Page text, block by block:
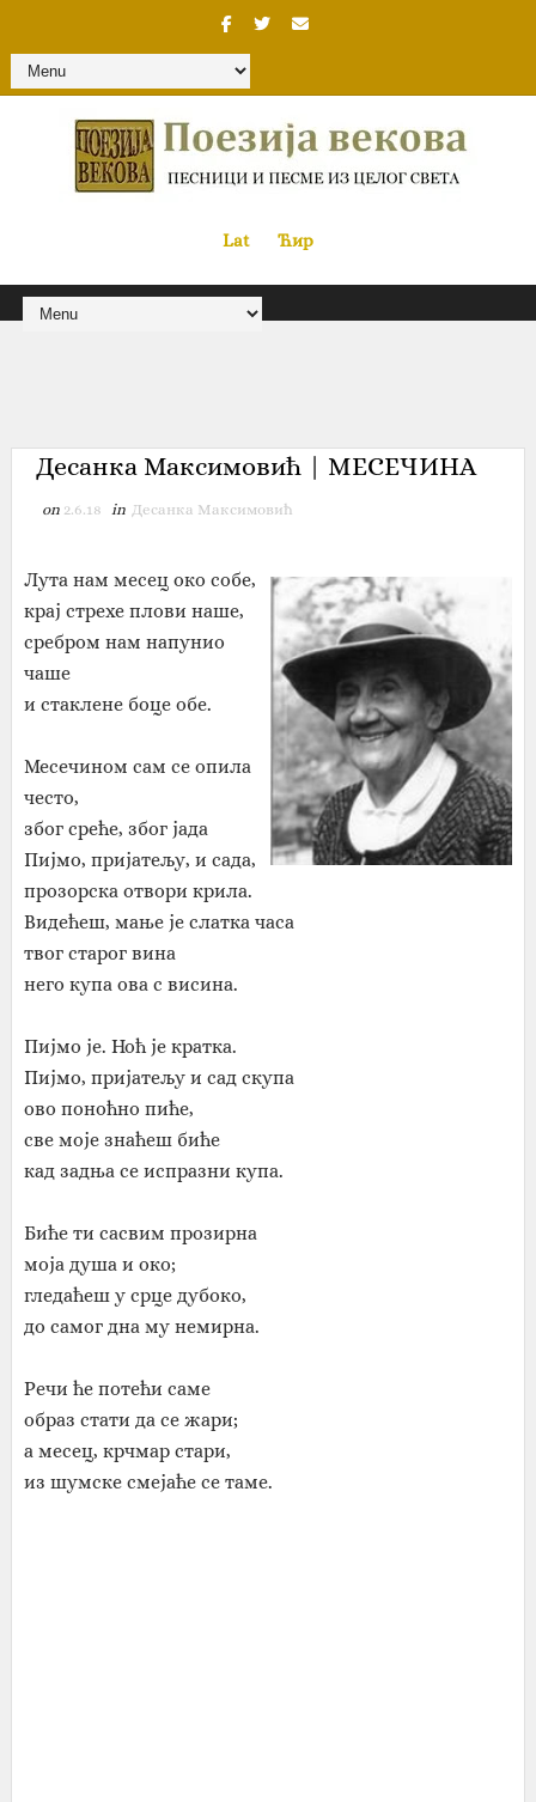
Lat« Ћир
Десанка Максимовић | МЕСЕЧИНА
on 2.6.18 in Десанка Максимовић
Лута нам месец око собе,
крај стрехе плови наше,
сребром нам напунио
чаше
и стаклене боце обе.
Месечином сам се опила
често,
због среће, због јада
Пијмо, пријатељу, и сада,
прозорска отвори крила.
Видећеш, мање је слатка часа
твог старог вина
него купа ова с висина.
Пијмо је. Ноћ је кратка.
Пијмо, пријатељу и сад скупа
ово поноћно пиће,
све моје знаћеш биће
кад задња се испразни купа.
Биће ти сасвим прозирна
моја душа и око;
гледаћеш у срце дубоко,
до самог дна му немирна.
Речи ће потећи саме
образ стати да се жари;
а месец, крчмар стари,
из шумске смејаће се таме.